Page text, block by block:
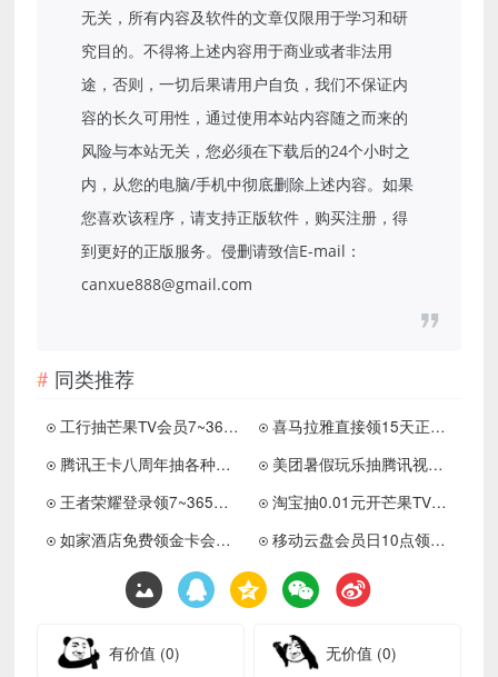
无关，所有内容及软件的文章仅限用于学习和研
究目的。不得将上述内容用于商业或者非法用
途，否则，一切后果请用户自负，我们不保证内
容的长久可用性，通过使用本站内容随之而来的
风险与本站无关，您必须在下载后的24个小时之
内，从您的电脑/手机中彻底删除上述内容。如果
您喜欢该程序，请支持正版软件，购买注册，得
到更好的正版服务。侵删请致信E-mail：
canxue888@gmail.com
同类推荐
工行抽芒果TV会员7~365天
喜马拉雅直接领15天正式会员
腾讯王卡八周年抽各种会员等
美团暑假玩乐抽腾讯视频月卡
王者荣耀登录领7~365天绿钻
淘宝抽0.01元开芒果TV会员5天
如家酒店免费领金卡会员30天
移动云盘会员日10点领视频会员
有价值 (0) 无价值 (0)